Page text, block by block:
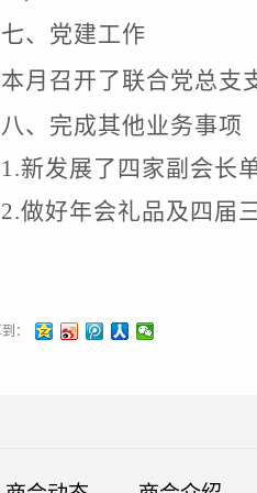
七、党建工作
本月召开了联合党总支
八、完成其他业务事项
1.新发展了四家副会长
2.做好年会礼品及四届
：